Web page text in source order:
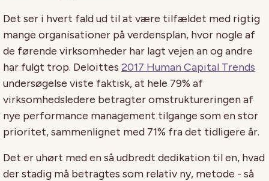
Det ser i hvert fald ud til at være tilfældet med rigtig
mange organisationer på verdensplan, hvor nogle af
de førende virksomheder har lagt vejen an og andre
har fulgt trop. Deloittes 2017 Human Capital Trends
undersøgelse viste faktisk, at hele 79% af
virksomhedsledere betragter omstruktureringen af
nye performance management tilgange som en stor
prioritet, sammenlignet med 71% fra det tidligere år.
Det er uhørt med en så udbredt dedikation til en, hvad
der stadig må betragtes som relativ ny, metode - så